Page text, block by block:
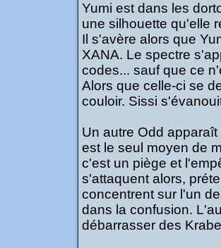
Yumi est dans les
une silhouette qu'elle
Il s'avère alors que
XANA. Le spectre
codes... sauf que ce
Alors que celle-ci se
couloir. Sissi
Un autre Odd
est le seul moyen de
c'est un piège et
s'attaquent alors,
concentrent sur l'un
dans la confusion.
débarrasser des